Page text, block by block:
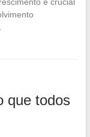
que todos